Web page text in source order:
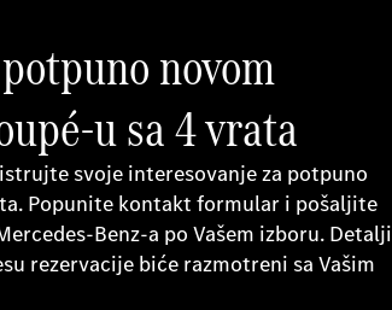
novom
u sa 4 vrata
svoje interesovanje za potpuno
Popunite kontakt formular i pošaljite
Benz-a po Vašem izboru. Detalji
rezervacije biće razmotreni sa Vašim